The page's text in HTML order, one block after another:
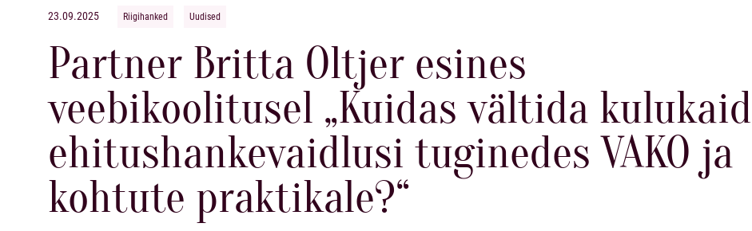
23.09.2025 Riigihanked Uudised
Partner Britta Oltjer esines
veebikoolitusel „Kuidas vältida kulukaid
ehitushankevaidlusi tuginedes VAKO ja
kohtute praktikale?“